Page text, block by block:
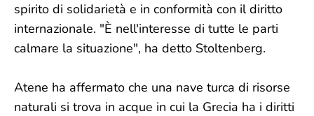
spirito di solidarietà e in conformità con il diritto
internazionale. "È nell'interesse di tutte le parti
calmare la situazione", ha detto Stoltenberg.
Atene ha affermato che una nave turca di risorse
naturali si trova in acque in cui la Grecia ha i diritti